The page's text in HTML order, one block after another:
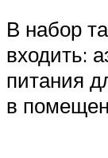
В набор
входить:
питания
в